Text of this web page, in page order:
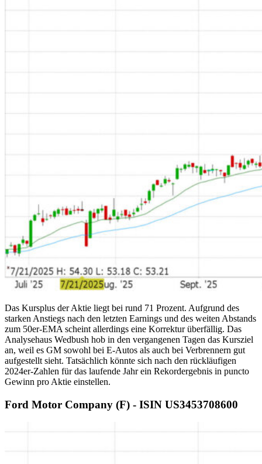
Das Kursplus der Aktie liegt bei rund 71 Prozent. Aufgrund des
starken Anstiegs nach den letzten Earnings und des weiten Abstands
zum 50er-EMA scheint allerdings eine Korrektur überfällig. Das
Analysehaus Wedbush hob in den vergangenen Tagen das Kursziel
an, weil es GM sowohl bei E-Autos als auch bei Verbrennern gut
aufgestellt sieht. Tatsächlich könnte sich nach den rückläufigen
2024er-Zahlen für das laufende Jahr ein Rekordergebnis in puncto
Gewinn pro Aktie einstellen.
Ford Motor Company (F) - ISIN US3453708600